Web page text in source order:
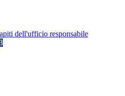
dell'ufficio responsabile